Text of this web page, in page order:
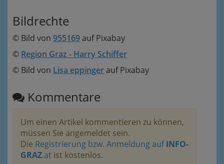
Bildrechte
© Bild von 955169auf Pixabay
© Region Graz - Harry Schiffer
© Bild von Lisa eppingerauf Pixabay
Kommentare
Um einen Artikel kommentieren zu können,
müssen Sie angemeldet sein.
Die Registrierung bzw. Anmeldung aufINFO-
GRAZ.at ist kostenlos.